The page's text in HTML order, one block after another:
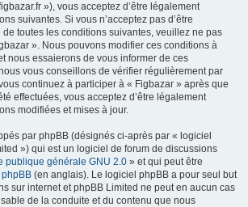
»), vous acceptez d’être légalement
suivantes. Si vous n’acceptez pas d’être
toutes les conditions suivantes, veuillez ne pas
». Nous pouvons modifier ces conditions à
nous essaierons de vous informer de ces
vous conseillons de vérifier régulièrement par
continuez à participer à « Figbazar » après que
effectuées, vous acceptez d’être légalement
modifiées et mises à jour.
par phpBB (désignés ci-après par « logiciel
») qui est un logiciel de forum de discussions
publique générale GNU 2.0 » et qui peut être
phpBB (en anglais). Le logiciel phpBB a pour seul but
sur internet et phpBB Limited ne peut en aucun cas
de la conduite et du contenu que nous